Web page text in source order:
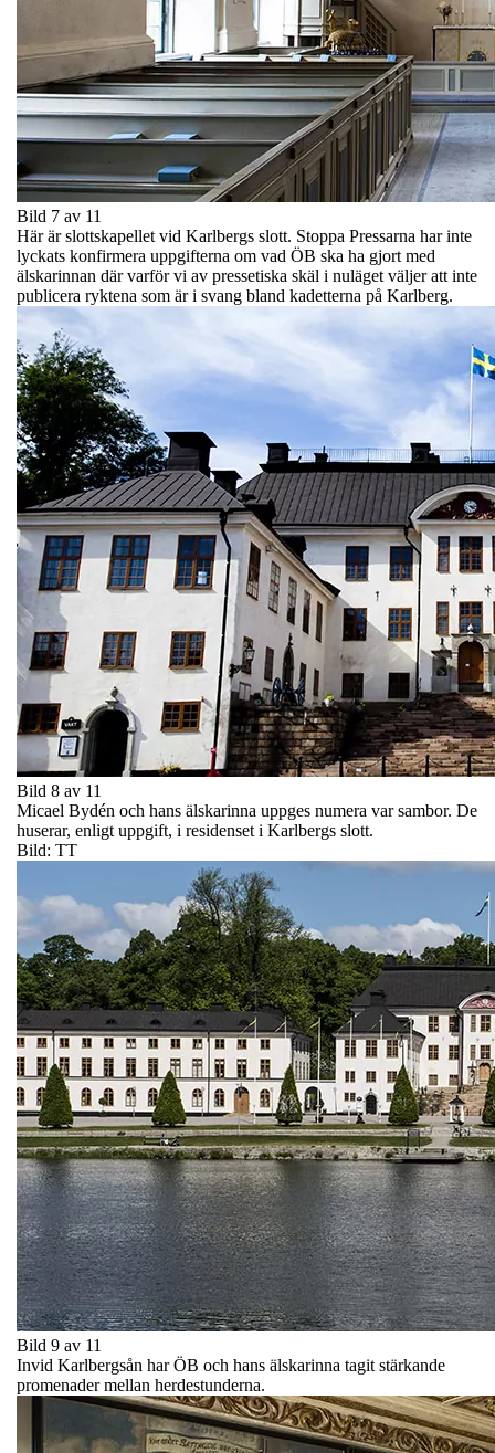
Bild 7 av 11
Här är slottskapellet vid Karlbergs slott. Stoppa Pressarna har inte
lyckats konfirmera uppgifterna om vad ÖB ska ha gjort med
älskarinnan där varför vi av pressetiska skäl i nuläget väljer att inte
publicera ryktena som är i svang bland kadetterna på Karlberg.
Bild 8 av 11
Micael Bydén och hans älskarinna uppges numera var sambor. De
huserar, enligt uppgift, i residenset i Karlbergs slott.
Bild: TT
Bild 9 av 11
Invid Karlbergsån har ÖB och hans älskarinna tagit stärkande
promenader mellan herdestunderna.